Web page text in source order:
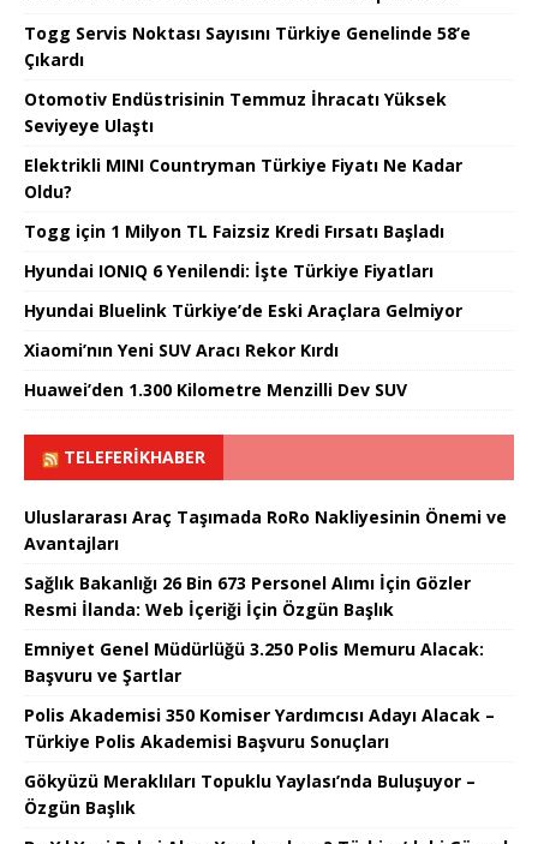
Togg Servis Noktası Sayısını Türkiye Genelinde 58’e
Çıkardı
Otomotiv Endüstrisinin Temmuz İhracatı Yüksek
Seviyeye Ulaştı
Elektrikli MINI Countryman Türkiye Fiyatı Ne Kadar
Oldu?
Togg için 1 Milyon TL Faizsiz Kredi Fırsatı Başladı
Hyundai IONIQ 6 Yenilendi: İşte Türkiye Fiyatları
Hyundai Bluelink Türkiye’de Eski Araçlara Gelmiyor
Xiaomi’nın Yeni SUV Aracı Rekor Kırdı
Huawei’den 1.300 Kilometre Menzilli Dev SUV
TELEFERIKHABER
Uluslararası Araç Taşımada RoRo Nakliyesinin Önemi ve
Avantajları
Sağlık Bakanlığı 26 Bin 673 Personel Alımı İçin Gözler
Resmi İlanda: Web İçeriği İçin Özgün Başlık
Emniyet Genel Müdürlüğü 3.250 Polis Memuru Alacak:
Başvuru ve Şartlar
Polis Akademisi 350 Komiser Yardımcısı Adayı Alacak –
Türkiye Polis Akademisi Başvuru Sonuçları
Gökyüzü Meraklıları Topuklu Yaylası’nda Buluşuyor –
Özgün Başlık